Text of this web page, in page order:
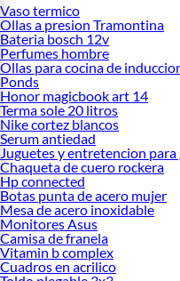
Vaso termico
Ollas a presion Tramontina
Bateria bosch 12v
Perfumes hombre
Ollas para cocina de
Ponds
Honor magicbook art 14
Terma sole 20 litros
Nike cortez blancos
Serum antiedad
Juguetes y entretencion para
Chaqueta de cuero rockera
Hp connected
Botas punta de acero mujer
Mesa de acero inoxidable
Monitores Asus
Camisa de franela
Vitamin b complex
Cuadros en acrilico